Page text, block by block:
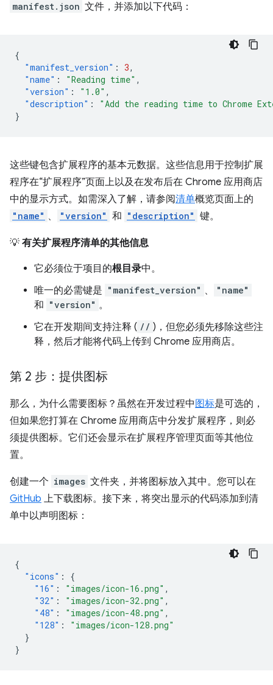
manifest.json 文件，并添加以下代码：
{
"manifest_version" : 3,
"name" : "Reading time" ,
"version" : "1.0" ,
"description" :
"Add the reading time to Chrome
}
这些键包含扩展程序的基本元数据。这些信息用于控制扩展
程序在“扩展程序”页面上以及在发布后在 Chrome 应用商店
中的显示方式。如需深入了解，请参阅清单概览页面上的
"name" 、 "version" 和 "description" 键。
💡 有关扩展程序清单的其他信息
它必须位于项目的根目录中。
唯一的必需键是 "manifest_version" 、 "name"
和 "version" 。
它在开发期间支持注释 ( // )，但您必须先移除这些注
释，然后才能将代码上传到 Chrome 应用商店。
第 2 步：提供图标
那么，为什么需要图标？虽然在开发过程中 图标是可选的，
但如果您打算在 Chrome 应用商店中分发扩展程序，则必
须提供图标。它们还会显示在扩展程序管理页面等其他位
置。
创建一个 images 文件夹，并将图标放入其中。您可以在
GitHub 上下载图标。接下来，将突出显示的代码添加到清
单中以声明图标：
{
"icons" :
{
"16" : "images/icon-16.png" ,
"32" : "images/icon-32.png" ,
"48" : "images/icon-48.png" ,
"128" :
"images/icon-128.png"
}
}